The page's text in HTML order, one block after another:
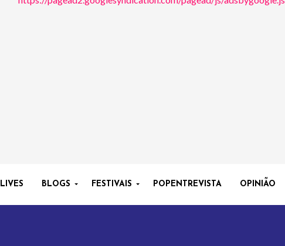
LIVES BLOGS FESTIVAIS POPENTREVISTA OPINIÃO